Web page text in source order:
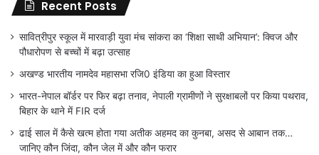
Recent Posts
सावित्रीपुर स्कूल में मारवाड़ी युवा मंच सांकरा का ‘शिक्षा साथी अभियान’: क्विज और
पौधारोपण से बच्चों में बढ़ा उत्साह
अखण्ड भारतीय नामदेव महासभा रजि0 इंडिया का हुआ विस्तार
भारत-नेपाल बॉर्डर पर फिर बढ़ा तनाव, नेपाली ग्रामीणों ने सुरक्षाबलों पर किया पथराव,
बिहार के थाने में FIR दर्ज
ढाई साल में कैसे खत्म होता गया अतीक अहमद का कुनबा, असद से आबान तक…
जानिए कौन जिंदा, कौन जेल में और कौन फरार